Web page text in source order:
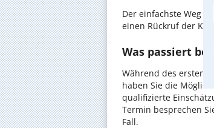
Der einfachste Weg
einen Rückruf der
Was passiert
Während des ersten
haben Sie die
qualifizierte
Termin besprechen
Fall.